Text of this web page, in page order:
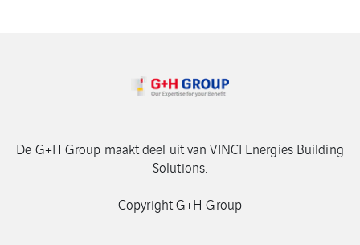
De G+H Group maakt deel uit van VINCI Energies Building
Solutions.
Copyright G+H Group